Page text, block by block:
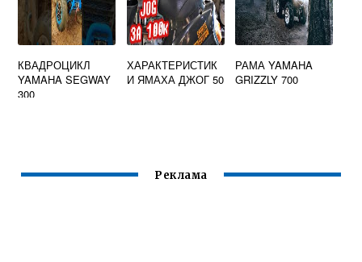
КВАДРОЦИКЛ
YAMAHA SEGWAY
300
ХАРАКТЕРИСТИК
И ЯМАХА ДЖОГ 50
РАМА YAMAHA
GRIZZLY 700
Реклама